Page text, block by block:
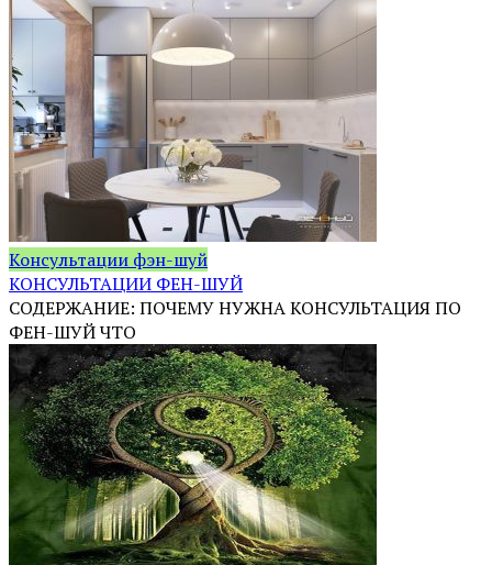
Консультации фэн-шуй
КОНСУЛЬТАЦИИ ФЕН-ШУЙ
СОДЕРЖАНИЕ: ПОЧЕМУ НУЖНА КОНСУЛЬТАЦИЯ ПО
ФЕН-ШУЙ ЧТО